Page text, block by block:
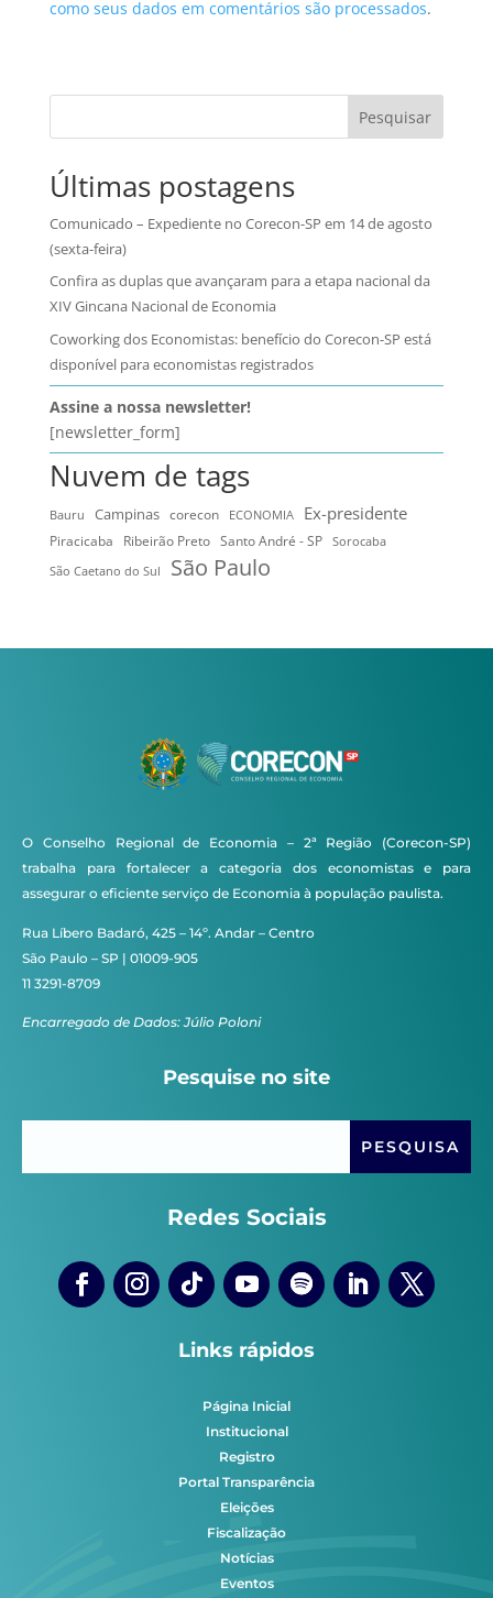
como seus dados em comentários são processados.
Pesquisar
Últimas postagens
Comunicado – Expediente no Corecon-SP em 14 de agosto
(sexta-feira)
Confira as duplas que avançaram para a etapa nacional da
XIV Gincana Nacional de Economia
Coworking dos Economistas: benefício do Corecon-SP está
disponível para economistas registrados
Assine a nossa newsletter!
[newsletter_form]
Nuvem de tags
Bauru Campinas corecon ECONOMIA Ex-presidente
Piracicaba Ribeirão Preto Santo André - SP
Sorocaba
São Caetano do Sul
São Paulo
O Conselho Regional de Economia – 2ª Região (Corecon-SP)
trabalha para fortalecer a categoria dos economistas e para
assegurar o eficiente serviço de Economia à população paulista.
Rua Líbero Badaró, 425 – 14º. Andar – Centro
São Paulo – SP | 01009-905
11 3291-8709
Encarregado de Dados: Júlio Poloni
Pesquise no site
Redes Sociais
Links rápidos
Página Inicial
Institucional
Registro
Portal Transparência
Eleições
Fiscalização
Notícias
Eventos